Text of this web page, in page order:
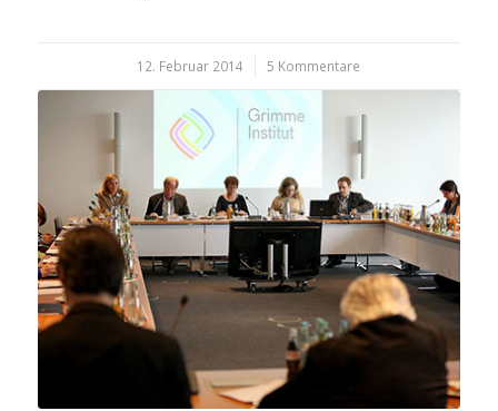
12. Februar 2014
/ 5 Kommentare